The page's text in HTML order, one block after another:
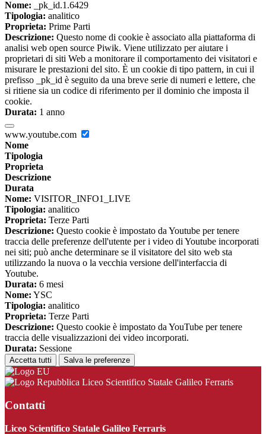
Nome: _pk_id.1.6429
Tipologia: analitico
Proprieta: Prime Parti
Descrizione: Questo nome di cookie è associato alla piattaforma di
analisi web open source Piwik. Viene utilizzato per aiutare i
proprietari di siti Web a monitorare il comportamento dei visitatori e
misurare le prestazioni del sito. È un cookie di tipo pattern, in cui il
prefisso _pk_id è seguito da una breve serie di numeri e lettere, che
si ritiene sia un codice di riferimento per il dominio che imposta il
cookie.
Durata: 1 anno
www.youtube.com
Nome
Tipologia
Proprieta
Descrizione
Durata
Nome: VISITOR_INFO1_LIVE
Tipologia: analitico
Proprieta: Terze Parti
Descrizione: Questo cookie è impostato da Youtube per tenere
traccia delle preferenze dell'utente per i video di Youtube incorporati
nei siti; può anche determinare se il visitatore del sito web sta
utilizzando la nuova o la vecchia versione dell'interfaccia di
Youtube.
Durata: 6 mesi
Nome: YSC
Tipologia: analitico
Proprieta: Terze Parti
Descrizione: Questo cookie è impostato da YouTube per tenere
traccia delle visualizzazioni dei video incorporati.
Durata: Sessione
Accetta tutti Salva le preferenze
Liceo Scientifico Statale Galileo Ferraris
Contatti
Liceo Scientifico Statale Galileo Ferraris